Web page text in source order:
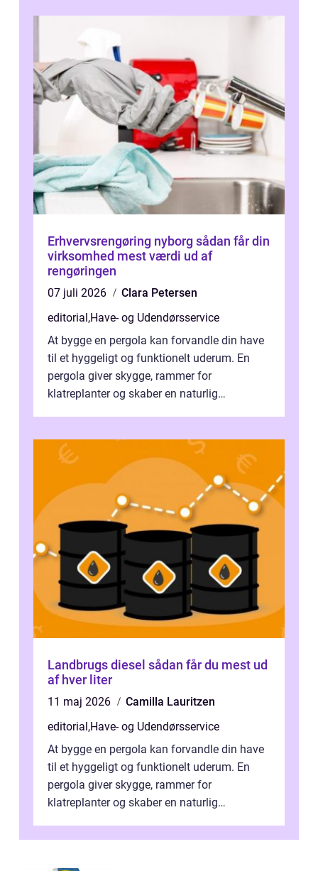
Erhvervsrengøring nyborg sådan får din
virksomhed mest værdi ud af
rengøringen
07 juli 2026
Clara Petersen
editorial,Have- og Udendørsservice
At bygge en pergola kan forvandle din have
til et hyggeligt og funktionelt uderum. En
pergola giver skygge, rammer for
klatreplanter og skaber en naturlig
Landbrugs diesel sådan får du mest ud
af hver liter
11 maj 2026
Camilla Lauritzen
editorial,Have- og Udendørsservice
At bygge en pergola kan forvandle din have
til et hyggeligt og funktionelt uderum. En
pergola giver skygge, rammer for
klatreplanter og skaber en naturlig
d...